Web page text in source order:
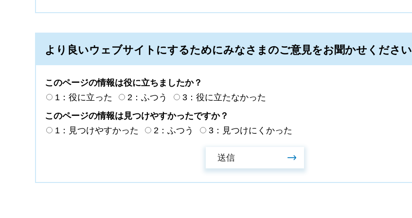
より良いウェブサイトにするためにみなさまのご意見をお聞かせください
このページの情報は役に立ちましたか？
1：役に立った
2：ふつう
3：役に立たなかった
このページの情報は見つけやすかったですか？
1：見つけやすかった
2：ふつう 3：見つけにくかった